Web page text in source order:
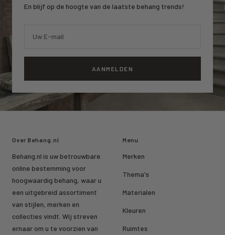
En blijf op de hoogte van de laatste behang trends!
Uw E-mail
AANMELDEN
Over Behang.nl
Behang.nl is uw betrouwbare
online bestemming voor
hoogwaardig behang, waar u
een uitgebreid assortiment
van stijlen, merken en
collecties vindt. Wij streven
ernaar om u te voorzien van
Menu
Merken
Thema's
Materialen
Kleuren
Ruimtes